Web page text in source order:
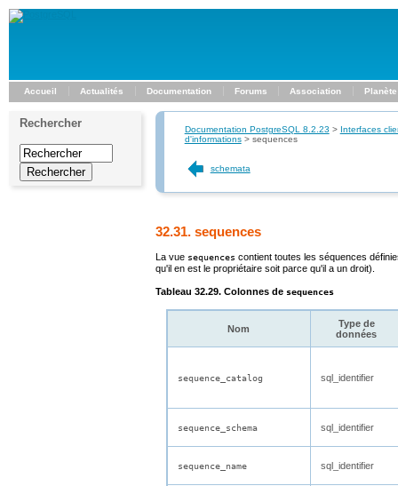
Accueil Actualités Documentation Forums Association Planète
Rechercher Documentation PostgreSQL 8.2.23 > Interfaces
d'informations> sequences
schemata
32.31. sequences
La vue sequences contient toutes les séquences
qu'il en est le propriétaire soit parce qu'il a un droit).
Tableau 32.29. Colonnes de sequences
Nom
Type de
données
sequence_catalog sql_identifier
sequence_schema sql_identifier
sequence_name sql_identifier